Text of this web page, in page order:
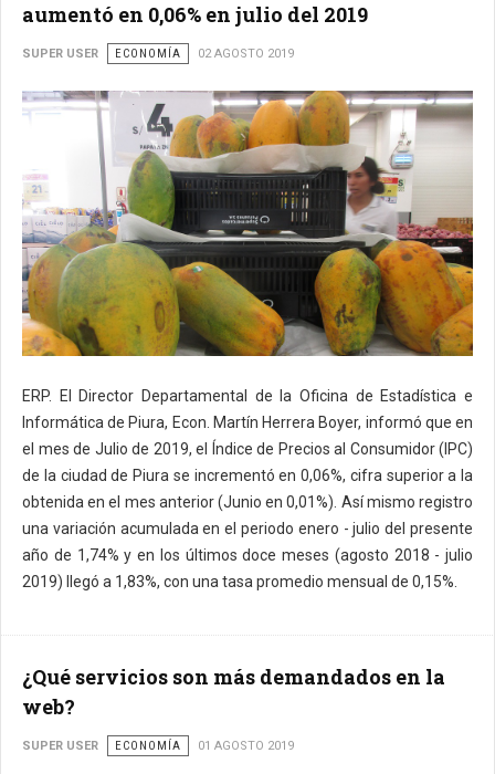
aumentó en 0,06% en julio del 2019
SUPER USER ECONOMÍA 02 AGOSTO 2019
ERP. El Director Departamental de la Oficina de Estadística e
Informática de Piura, Econ. Martín Herrera Boyer, informó que en
el mes de Julio de 2019, el Índice de Precios al Consumidor (IPC)
de la ciudad de Piura se incrementó en 0,06%, cifra superior a la
obtenida en el mes anterior (Junio en 0,01%). Así mismo registro
una variación acumulada en el periodo enero - julio del presente
año de 1,74% y en los últimos doce meses (agosto 2018 - julio
2019) llegó a 1,83%, con una tasa promedio mensual de 0,15%.
¿Qué servicios son más demandados en la
web?
SUPER USER ECONOMÍA 01 AGOSTO 2019